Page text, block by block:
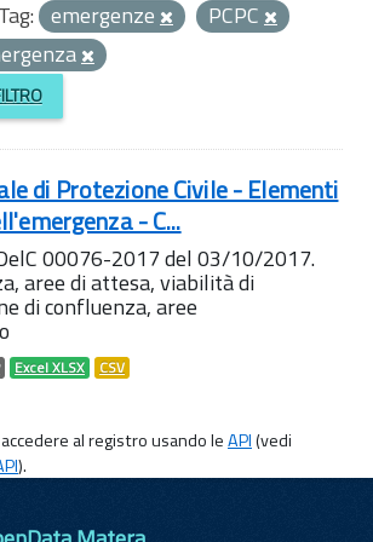
Tag: emergenze
PCPC
di Protezione Civile - Elementi
- C...
00076-2017 del 03/10/2017.
aree di attesa, viabilità di
di confluenza, aree
Excel XLSX CSV
al registro usando leAPI(vedi
).